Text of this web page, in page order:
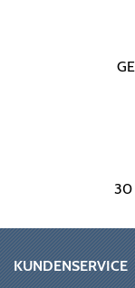
30
KUNDENSERVICE